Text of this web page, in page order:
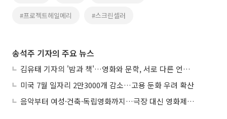
#프로젝트헤일메리 #스크린셀러
송석주 기자의 주요 뉴스
김유태 기자의 '밤과 책'…영화와 문학, 서로 다른 언어를 읽다
미국 7월 일자리 2만3000개 감소…고용 둔화 우려 확산
음악부터 여성·건축·독립영화까지…극장 대신 영화제로 즐기는 스크린 여행